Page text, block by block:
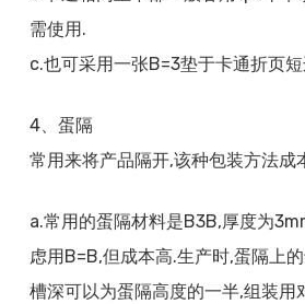
需使用.
c.也可采用一张B=3垫于卡通折页短
4、蛋隔
常用来将产品隔开,该种包装方法成
a.常用的蛋隔材料是B3B,厚度为
虑用B=B,但成本高.生产时,蛋隔上
槽深可以为蛋隔高度的一半,组装用